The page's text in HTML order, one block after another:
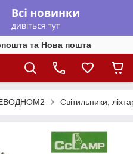
та Нова пошта
Світильники,